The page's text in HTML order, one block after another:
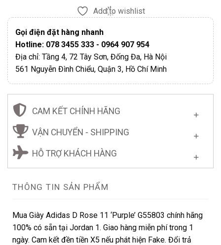
Add to wishlist
Gọi điện đặt hàng nhanh
Hotline: 078 3455 333 - 0964 907 954
Địa chỉ: Tầng 4, 72 Tây Sơn, Đống Đa, Hà Nội
561 Nguyễn Đình Chiểu, Quận 3, Hồ Chí Minh
CAM KẾT CHÍNH HÃNG
VẬN CHUYỂN - SHIPPING
HỖ TRỢ KHÁCH HÀNG
THÔNG TIN SẢN PHẨM
Mua Giày Adidas D Rose 11 ‘Purple’ G55803 chính hãng
100% có sẵn tại Jordan 1. Giao hàng miễn phí trong 1
ngày. Cam kết đền tiền X5 nếu phát hiện Fake. Đổi trả